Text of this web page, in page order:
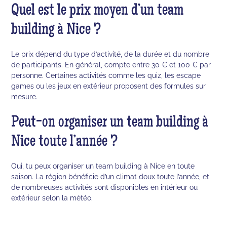
Quel est le prix moyen d’un team
building à Nice ?
Le prix dépend du type d’activité, de la durée et du nombre
de participants. En général, compte entre 30 € et 100 € par
personne. Certaines activités comme les quiz, les escape
games ou les jeux en extérieur proposent des formules sur
mesure.
Peut-on organiser un team building à
Nice toute l’année ?
Oui, tu peux organiser un team building à Nice en toute
saison. La région bénéficie d’un climat doux toute l’année, et
de nombreuses activités sont disponibles en intérieur ou
extérieur selon la météo.